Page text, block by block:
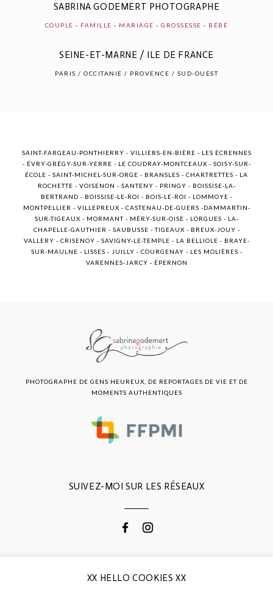
POST COMMENT
SABRINA GODEMERT PHOTOGRAPHE
COUPLE - FAMILLE - MARIAGE -GROSSESSE - BÉBÉ
SEINE-ET-MARNE / ILE DE FRANCE
PARIS / OCCITANIE / PROVENCE / SUD-OUEST
SAINT-FARGEAU-PONTHIERRY - VILLIERS-EN-BIÈRE - LES ÉCRENNES
- ÉVRY-GRÉGY-SUR-YERRE - LE COUDRAY-MONTCEAUX - SOISY-SUR-
ÉCOLE - SAINT-MICHEL-SUR-ORGE - BRANSLES - CHARTRETTES - LA
ROCHETTE - VOISENON - SANTENY - PRINGY - BOISSISE-LA-
BERTRAND - BOISSISE-LE-ROI - BOIS-LE-ROI - LOMMOYE -
MONTPELLIER - VILLEPREUX - CASTENAU-DE-GUERS -DAMMARTIN-
SUR-TIGEAUX - MORMANT - MÉRY-SUR-OISE - LORGUES - LA-
CHAPELLE-GAUTHIER - SAUBUSSE - TIGEAUX - BREUX-JOUY -
VALLERY - CRISENOY - SAVIGNY-LE-TEMPLE - LA BELLIOLE - BRAYE-
SUR-MAULNE - LISSES - JUILLY - COURGENAY - LES MOLIÈRES -
VARENNES-JARCY - ÉPERNON
SUIVEZ-MOI SUR LES RÉSEAUX
PHOTOGRAPHE DE GENS HEUREUX, DE REPORTAGES DE VIE ET DE
MOMENTS AUTHENTIQUES
CONTACTEZ-MOI
XX HELLO COOKIES XX